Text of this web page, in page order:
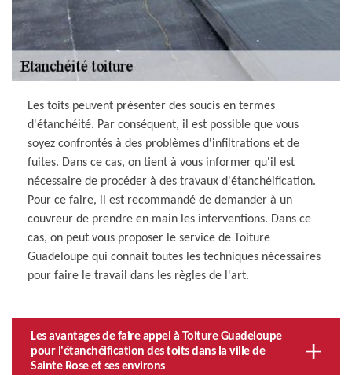
Les toits peuvent présenter des soucis en termes
d'étanchéité. Par conséquent, il est possible que vous
soyez confrontés à des problèmes d'infiltrations et de
fuites. Dans ce cas, on tient à vous informer qu'il est
nécessaire de procéder à des travaux d'étanchéification.
Pour ce faire, il est recommandé de demander à un
couvreur de prendre en main les interventions. Dans ce
cas, on peut vous proposer le service de Toiture
Guadeloupe qui connait toutes les techniques nécessaires
pour faire le travail dans les règles de l'art.
Les avantages de faire appel à Toiture Guadeloupe
pour l'étanchéification des toits dans la ville de
Sainte Rose et ses environs